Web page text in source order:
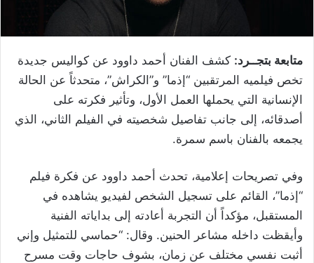
متابعة بتجــرد: كشف الفنان أحمد داوود عن كواليس جديدة
تخص فيلميه المرتقبين “إذما” و”الكراش”، متحدثاً عن الحالة
الإنسانية التي يحملها العمل الأول، وتأثير فكرته على
أصدقائه، إلى جانب تفاصيل شخصيته في الفيلم الثاني، الذي
يجمعه بالفنان باسم سمرة.
وفي تصريحات إعلامية، تحدث أحمد داوود عن فكرة فيلم
“إذما”، القائم على تسجيل الشخص لفيديو يشاهده في
المستقبل، مؤكداً أن التجربة أعادته إلى بداياته الفنية
وأيقظت داخله مشاعر الحنين. وقال: “حماسي للتمثيل وإني
أثبت نفسي مختلف عن زمان، بشوف حاجات وقت مسرح